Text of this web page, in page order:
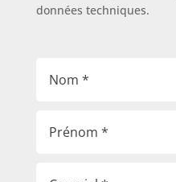
données techniques.